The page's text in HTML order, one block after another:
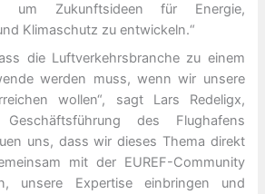
um Zukunftsideen für Energie,
Klimaschutz zu entwickeln.“
die Luftverkehrsbranche zu einem
werden muss, wenn wir unsere
wollen“, sagt Lars Redeligx,
des Flughafens
uns, dass wir dieses Thema direkt
mit der EUREF-Community
unsere Expertise einbringen und